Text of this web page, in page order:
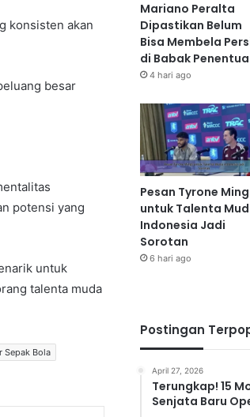
konsisten akan
besar
potensi yang
untuk
talenta muda
Sepak Bola
Mariano Peralta
Dipastikan Belum
Bisa Membela
di Babak
4 hari ago
Pesan Tyrone
untuk Talenta
Indonesia Jadi
Sorotan
6 hari ago
Postingan
April 27, 2026
Terungkap! 15
Senjata Baru